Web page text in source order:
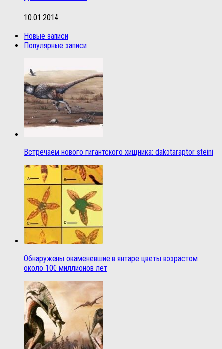
10.01.2014
Новые записи
Популярные записи
Встречаем нового гигантского хищника: dakotaraptor steini
Обнаружены окаменевшие в янтаре цветы возрастом
около 100 миллионов лет